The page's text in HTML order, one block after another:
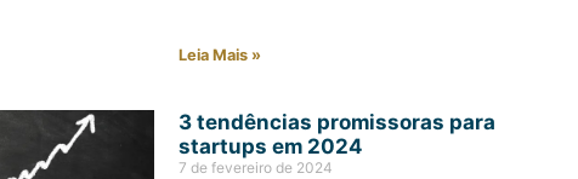
Leia Mais »
3 tendências promissoras para
startups em 2024
7 de fevereiro de 2024